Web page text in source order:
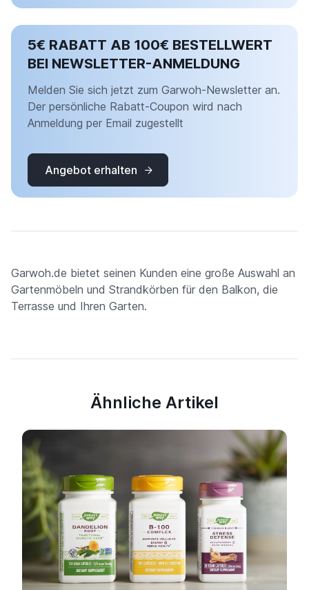
5€ RABATT AB 100€ BESTELLWERT
BEI NEWSLETTER-ANMELDUNG
Melden Sie sich jetzt zum Garwoh-Newsletter an.
Der persönliche Rabatt-Coupon wird nach
Anmeldung per Email zugestellt
Angebot erhalten
Garwoh.de bietet seinen Kunden eine große Auswahl an
Gartenmöbeln und Strandkörben für den Balkon, die
Terrasse und Ihren Garten.
Ähnliche Artikel